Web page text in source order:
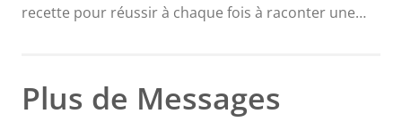
recette pour réussir à chaque fois à raconter une
convaincant qui soit ! Une bonne histoire engage le
public et lui donne le sentiment d'être connecté à
Plus de Messages